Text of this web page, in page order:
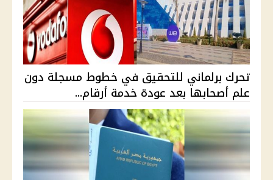
تحرك برلماني للتحقيق في خطوط مسجلة دون
علم أصحابها بعد عودة خدمة أرقام...